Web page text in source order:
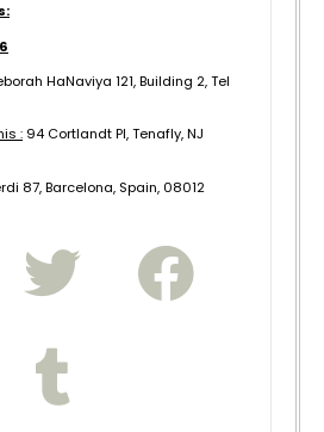
HaNaviya 121, Building 2, Tel
: 94 Cortlandt Pl, Tenafly, NJ
87, Barcelona, Spain, 08012